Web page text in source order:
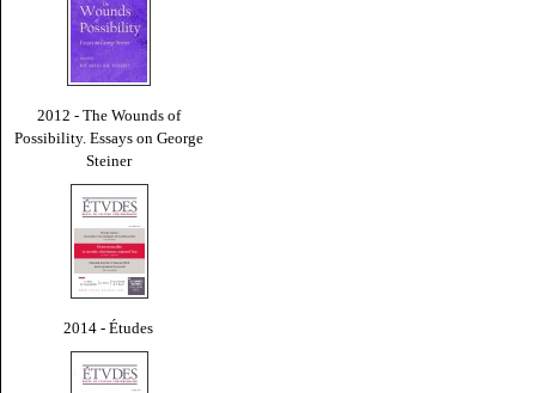
2012 - The Wounds of
Possibility. Essays on George
Steiner
2014 - Études